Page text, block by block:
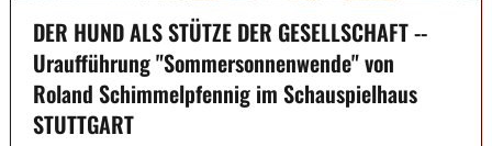
DER HUND ALS STÜTZE DER GESELLSCHAFT --
Uraufführung "Sommersonnenwende" von
Roland Schimmelpfennig im Schauspielhaus
STUTTGART